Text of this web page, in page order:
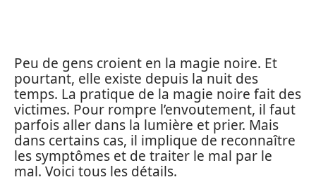
Peu de gens croient en la magie noire. Et
pourtant, elle existe depuis la nuit des
temps. La pratique de la magie noire fait des
victimes. Pour rompre l’envoutement, il faut
parfois aller dans la lumière et prier. Mais
dans certains cas, il implique de reconnaître
les symptômes et de traiter le mal par le
mal. Voici tous les détails.